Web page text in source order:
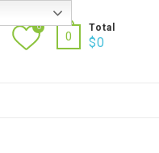
0
0
Total
$0